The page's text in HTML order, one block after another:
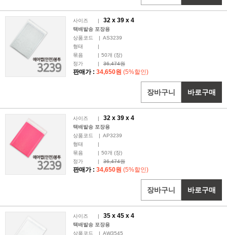
사이즈 32 x 39 x 4
택배발송 포장용
상품코드
AS3239
형태
묶음
50개 (장)
정가
36,474원
판매가 : 34,650원 (5%할인)
바로구매
장바구니
사이즈 32 x 39 x 4
택배발송 포장용
상품코드
AP3239
형태
묶음
50개 (장)
정가
36,474원
판매가 : 34,650원 (5%할인)
바로구매
장바구니
사이즈 35 x 45 x 4
택배발송 포장용
상품코드
AW3545